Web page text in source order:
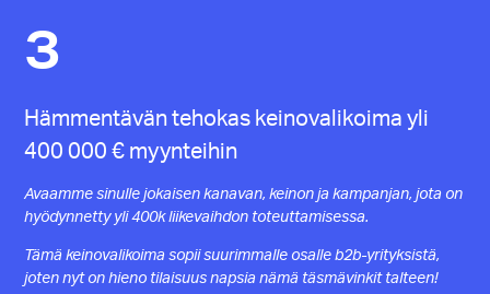
3
Hämmentävän tehokas keinovalikoima yli
400 000 € myynteihin
Avaamme sinulle jokaisen kanavan, keinon ja kampanjan, jota on
hyödynnetty yli 400k liikevaihdon toteuttamisessa.
Tämä keinovalikoima sopii suurimmalle osalle b2b-yrityksistä,
joten nyt on hieno tilaisuus napsia nämä täsmävinkit talteen!